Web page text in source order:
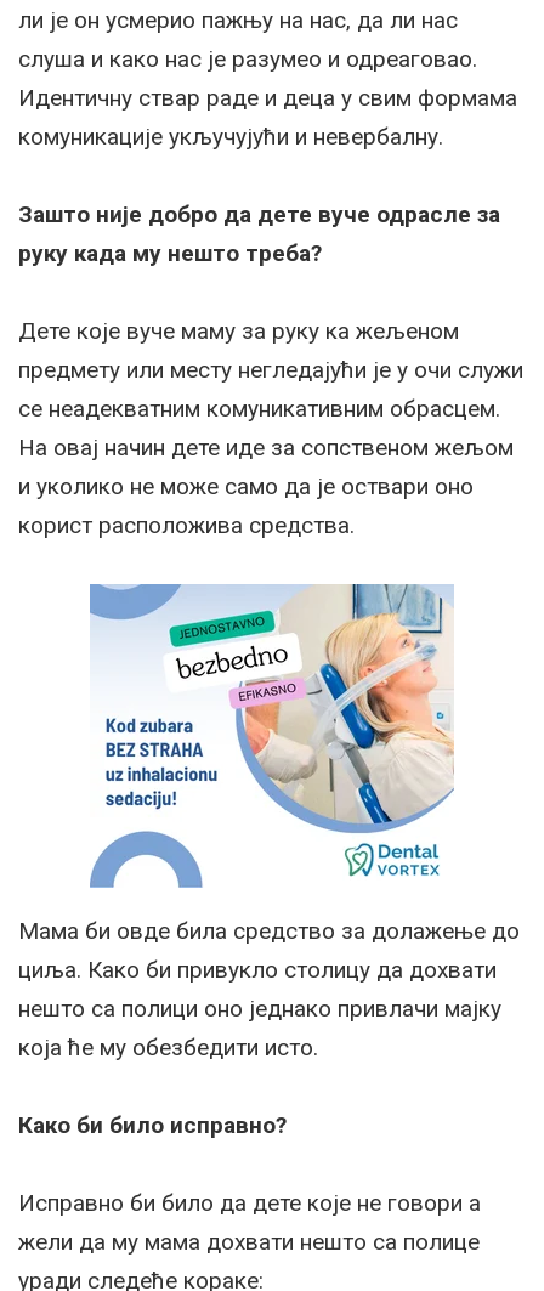
ли је он усмерио пажњу на нас, да ли нас
слуша и како нас је разумео и одреаговао.
Идентичну ствар раде и деца у свим формама
комуникације укључујући и невербалну.
Зашто није добро да дете вуче одрасле за
руку када му нешто треба?
Дете које вуче маму за руку ка жељеном
предмету или месту негледајући је у очи служи
се неадекватним комуникативним обрасцем.
На овај начин дете иде за сопственом жељом
и уколико не може само да је оствари оно
корист расположива средства.
Мама би овде била средство за долажење до
циља. Како би привукло столицу да дохвати
нешто са полици оно једнако привлачи мајку
која ће му обезбедити исто.
Како би било исправно?
Исправно би било да дете које не говори а
жели да му мама дохвати нешто са полице
уради следеће кораке: